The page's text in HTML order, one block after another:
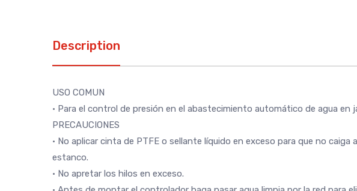
Description
USO COMUN
• Para el control de presión en el abastecimiento automático de agua
PRECAUCIONES
• No aplicar cinta de PTFE o sellante líquido en exceso para que no
estanco.
• No apretar los hilos en exceso.